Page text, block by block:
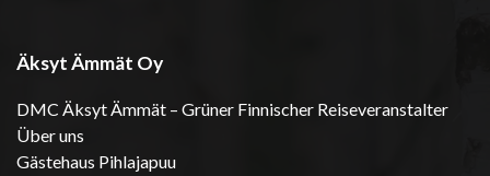
Äksyt Ämmät Oy
DMC Äksyt Ämmät – Grüner Finnischer Reiseveranstalter
Über uns
Gästehaus Pihlajapuu